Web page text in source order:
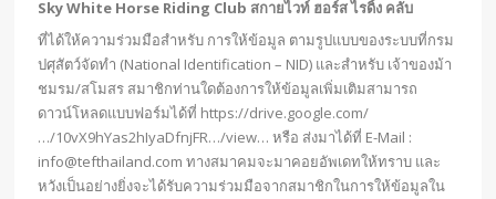
Sky White Horse Riding Club สกายไวท์ ฮอร์ส ไรดิ้ง คลับ
ที่ได้ให้ความร่วมมือสำหรับ การให้ข้อมูล ตามรูปแบบของระบบที่กรม
ปศุสัตว์จัดทำ (National Identification – NID) และสำหรับ เจ้าของม้า
ชมรม/สโมสร สมาชิกท่านใดต้องการให้ข้อมูลเพิ่มเติมสามารถ
ดาวน์โหลดแบบฟอร์มได้ที่ https://drive.google.com/
…/10vX9hYas2hIyaDfnjFR…/view… หรือ ส่งมาได้ที่ E-Mail :
info@tefthailand.com ทางสมาคมจะมาคอยอัพเดทให้ทราบ และ
หวังเป็นอย่างยิ่งจะได้รับความร่วมมือจากสมาชิกในการให้ข้อมูลใน